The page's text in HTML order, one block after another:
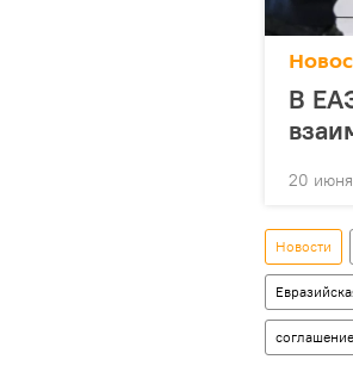
В
20
Новости